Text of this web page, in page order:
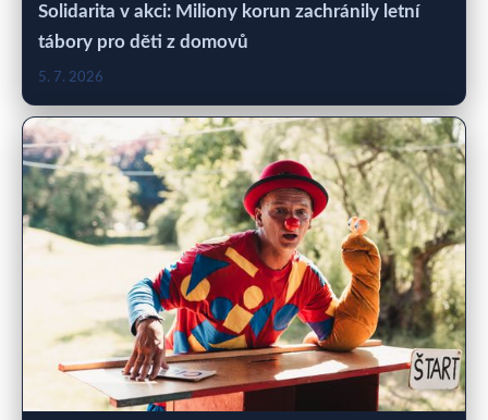
Solidarita v akci: Miliony korun zachránily letní
tábory pro děti z domovů
5. 7. 2026